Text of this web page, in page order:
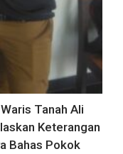
Tanah Ali
Keterangan
Bahas Pokok